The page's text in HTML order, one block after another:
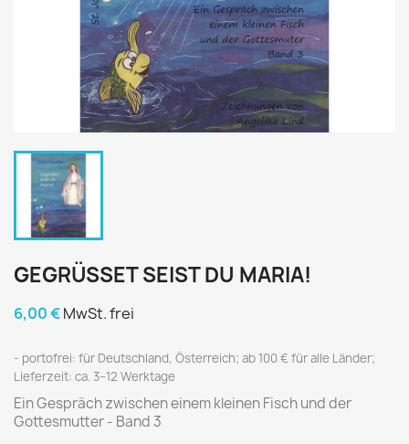
GEGRÜSSET SEIST DU MARIA!
6,00 €MwSt. frei
portofrei: für Deutschland, Österreich; ab 100 € für alle Länder;
Lieferzeit: ca. 3–12 Werktage
Ein Gespräch zwischen einem kleinen Fisch und der
Gottesmutter - Band 3